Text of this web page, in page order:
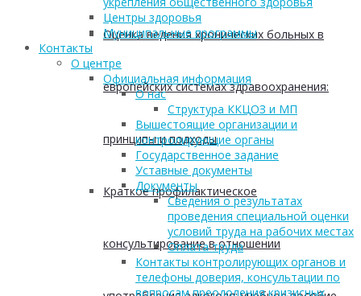
Оценка ведения хронических больных в
европейских системах здравоохранения:
принципы и подходы
Краткое профилактическое
консультирование в отношении
Центры здоровья
Муниципальные программы
Контакты
О центре
Официальная информация
О нас
Структура ККЦОЗ и МП
Вышестоящие организации и
контролирующие органы
Государственное задание
Уставные документы
Документы
Сведения о результатах
проведения специальной оценки
условий труда на рабочих местах
Оплата труда
Контакты контролирующих органов и
телефоны доверия, консультации по
вопросам преодоления кризисных